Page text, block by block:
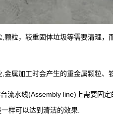
粒，较重固体垃圾等需要清理，
属加工时会产生的重金属颗粒、
水线(Assembly line)上需要固定
样可以达到清洁的效果.